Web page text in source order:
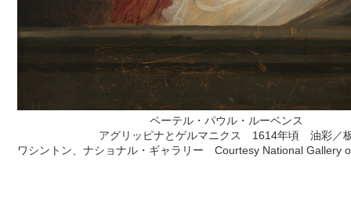
ペーテル・パウル・ルーベンス
アグリッピナとゲルマニクス 1614年頃 油彩／
ワシントン、ナショナル・ギャラリー Courtesy National Gallery